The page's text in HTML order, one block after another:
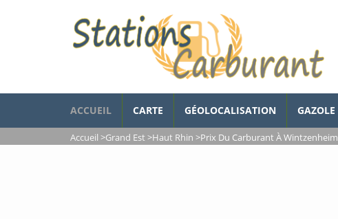
ACCUEIL CARTE GÉOLOCALISATION GAZOLE
Accueil >Grand Est >Haut Rhin >Prix Du Carburant À Wintzenheim